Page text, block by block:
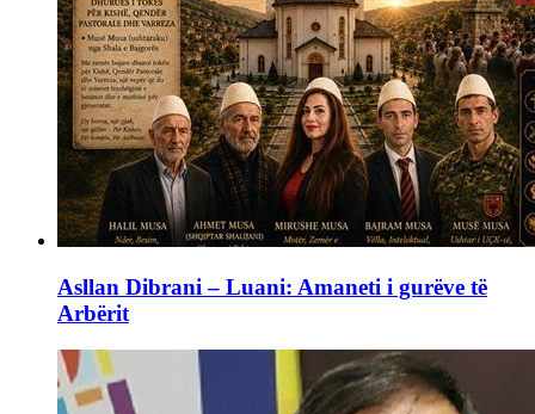
Asllan Dibrani – Luani: Amaneti i gurëve të
Arbërit